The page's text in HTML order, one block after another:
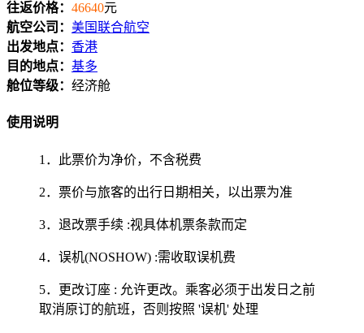
往返价格： 46640元
航空公司： 美国联合航空
出发地点： 香港
目的地点： 基多
舱位等级： 经济舱
使用说明
1．此票价为净价，不含税费
2．票价与旅客的出行日期相关，以出票为准
3．退改票手续 :视具体机票条款而定
4．误机(NOSHOW) :需收取误机费
5．更改订座 : 允许更改。乘客必须于出发日之前
取消原订的航班，否则按照 '误机' 处理